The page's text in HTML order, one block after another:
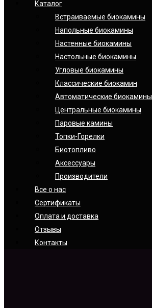
Каталог
Встраиваемые биокамины
Напольные биокамины
Настенные биокамины
Настoльные биокамины
Угловые биокамины
Классические биокамин
Автоматические биокамины
Центральные биокамины
Паровые камины
Топки-Горелки
Биотопливо
Аксессуары
Производители
Все о нас
Сертификаты
Оплата и доставка
Отзывы
Контакты